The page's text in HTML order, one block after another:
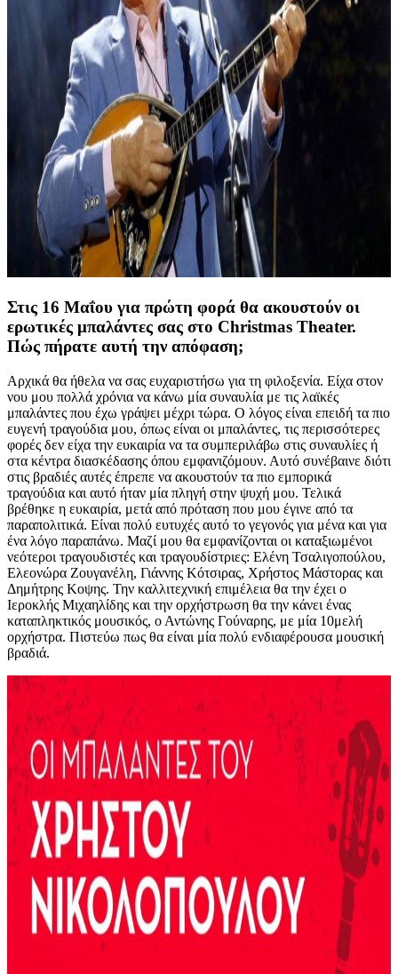
Στις 16 Μαΐου για πρώτη φορά θα ακουστούν οι
ερωτικές μπαλάντες σας στο Christmas Theater.
Πώς πήρατε αυτή την απόφαση;
Αρχικά θα ήθελα να σας ευχαριστήσω για τη φιλοξενία. Είχα στον
νου μου πολλά χρόνια να κάνω μία συναυλία με τις λαϊκές
μπαλάντες που έχω γράψει μέχρι τώρα. Ο λόγος είναι επειδή τα πιο
ευγενή τραγούδια μου, όπως είναι οι μπαλάντες, τις περισσότερες
φορές δεν είχα την ευκαιρία να τα συμπεριλάβω στις συναυλίες ή
στα κέντρα διασκέδασης όπου εμφανιζόμουν. Αυτό συνέβαινε διότι
στις βραδιές αυτές έπρεπε να ακουστούν τα πιο εμπορικά
τραγούδια και αυτό ήταν μία πληγή στην ψυχή μου. Τελικά
βρέθηκε η ευκαιρία, μετά από πρόταση που μου έγινε από τα
παραπολιτικά. Είναι πολύ ευτυχές αυτό το γεγονός για μένα και για
ένα λόγο παραπάνω. Μαζί μου θα εμφανίζονται οι καταξιωμένοι
νεότεροι τραγουδιστές και τραγουδίστριες: Ελένη Τσαλιγοπούλου,
Ελεονώρα Ζουγανέλη, Γιάννης Κότσιρας, Χρήστος Μάστορας και
Δημήτρης Κοψης. Την καλλιτεχνική επιμέλεια θα την έχει ο
Ιεροκλής Μιχαηλίδης και την ορχήστρωση θα την κάνει ένας
καταπληκτικός μουσικός, ο Αντώνης Γούναρης, με μία 10μελή
ορχήστρα. Πιστεύω πως θα είναι μία πολύ ενδιαφέρουσα μουσική
βραδιά.